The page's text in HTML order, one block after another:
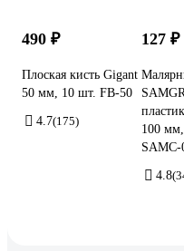
490 ₽
Плоская кисть Gigant
50 мм, 10 шт. FB-50
4.7(175)
127 ₽
100
SAMC-
4.8